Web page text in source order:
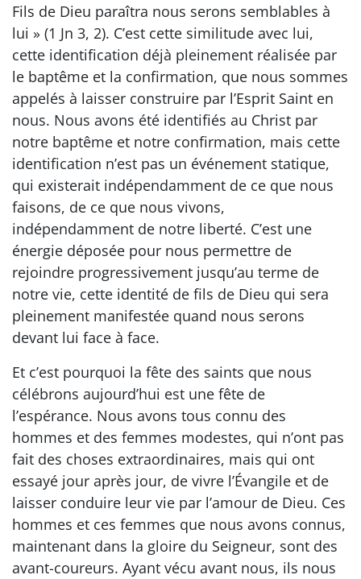
Fils de Dieu paraîtra nous serons semblables à
lui » (1 Jn 3, 2). C’est cette similitude avec lui,
cette identification déjà pleinement réalisée par
le baptême et la confirmation, que nous sommes
appelés à laisser construire par l’Esprit Saint en
nous. Nous avons été identifiés au Christ par
notre baptême et notre confirmation, mais cette
identification n’est pas un événement statique,
qui existerait indépendamment de ce que nous
faisons, de ce que nous vivons,
indépendamment de notre liberté. C’est une
énergie déposée pour nous permettre de
rejoindre progressivement jusqu’au terme de
notre vie, cette identité de fils de Dieu qui sera
pleinement manifestée quand nous serons
devant lui face à face.
Et c’est pourquoi la fête des saints que nous
célébrons aujourd’hui est une fête de
l’espérance. Nous avons tous connu des
hommes et des femmes modestes, qui n’ont pas
fait des choses extraordinaires, mais qui ont
essayé jour après jour, de vivre l’Évangile et de
laisser conduire leur vie par l’amour de Dieu. Ces
hommes et ces femmes que nous avons connus,
maintenant dans la gloire du Seigneur, sont des
avant-coureurs. Ayant vécu avant nous, ils nous